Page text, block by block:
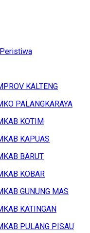
KALTENG
PALANGKARAYA
KOTIM
KAPUAS
BARUT
KOBAR
GUNUNG MAS
KATINGAN
PULANG PISAU